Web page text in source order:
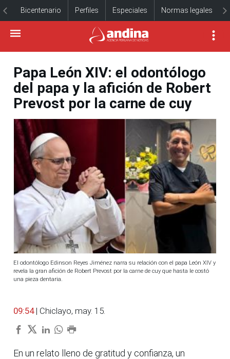
Bicentenario Perfiles Especiales Normas legales
Papa León XIV: el odontólogo
del papa y la afición de Robert
Prevost por la carne de cuy
El odontólogo Edinson Reyes Jiménez narra su relación con el papa León XIV y
revela la gran afición de Robert Prevost por la carne de cuy que hasta le costó
una pieza dentaria.
09:54 | Chiclayo, may. 15.
En un relato lleno de gratitud y confianza, un